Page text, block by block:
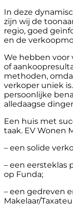
In deze
zijn wij de
regio, goed
en de
We hebben
of
methoden,
verkoper uniek
persoonlijke
alledaagse
Een huis met
taak. EV Wonen
– een solide
– een eersteklas
op Funda;
– een gedreven
Makelaar/